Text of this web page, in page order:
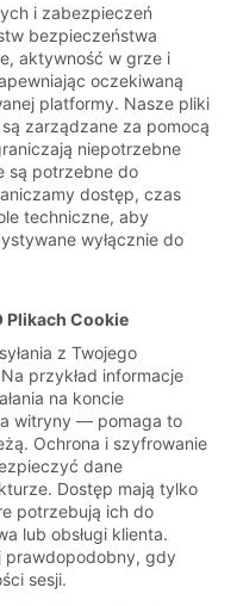
i zabezpieczeń
bezpieczeństwa
aktywność w grze i
oczekiwaną
platformy. Nasze pliki
zarządzane za pomocą
niepotrzebne
są potrzebne do
dostęp, czas
techniczne, aby
wyłącznie do
Plikach Cookie
z Twojego
przykład informacje
na koncie
witryny — pomaga to
Ochrona i szyfrowanie
dane
Dostęp mają tylko
potrzebują ich do
lub obsługi klienta.
prawdopodobny, gdy
sesji.